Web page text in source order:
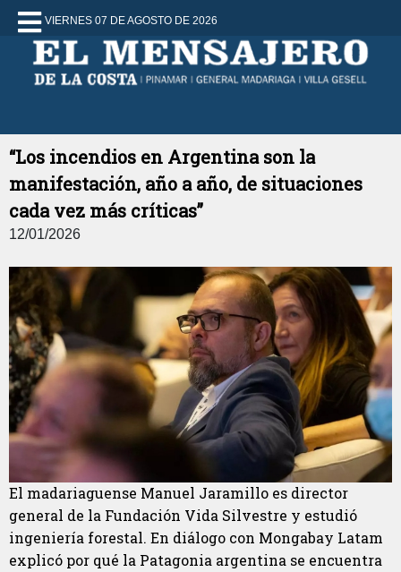
VIERNES 07 DE AGOSTO DE 2026
“Los incendios en Argentina son la
manifestación, año a año, de situaciones
cada vez más críticas”
12/01/2026
El madariaguense Manuel Jaramillo es director
general de la Fundación Vida Silvestre y estudió
ingeniería forestal. En diálogo con Mongabay Latam
explicó por qué la Patagonia argentina se encuentra